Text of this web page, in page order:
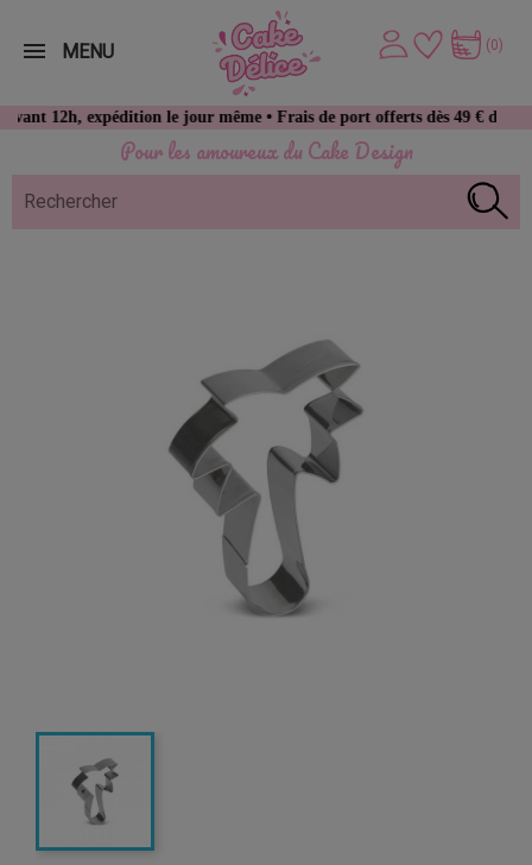
Pour les amoureux du Cake Design
12h, expédition le jour même • Frais de port offerts dès 49 € d’achat
(0)
MENU